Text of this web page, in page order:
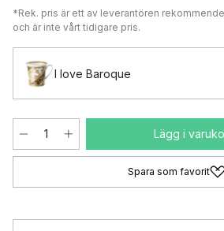
*Rek. pris är ett av leverantören
och är inte vårt tidigare pris.
I love Baroque
Lägg i
Spara som favorit